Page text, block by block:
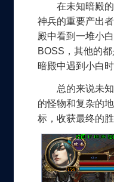
在未知暗殿的
神兵的重要产出
殿中看到一堆小
BOSS，其他的
暗殿中遇到小白
总的来说未知
的怪物和复杂的
标，收获最终的